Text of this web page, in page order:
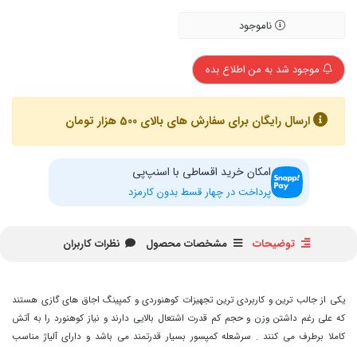
ناموجود
موجود شد به من اطلاع بده
ارسال رایگان برای سفارش های بالای 500 هزار تومان
امکان خرید اقساطی با اسنپ‌پی
پرداخت در چهار قسط بدون کارمزد
توضیحات مشخصات محصول نظرات کاربران
یکی از جالب ترین و کاربردی ترین تجهیزات کوهنوردی و کمپینگ اجاق های گازی هستند
که علی رغم داشتن وزن و حجم کم قدرت اشتعال بالایی دارند و نیاز کوهنورد را به آتش
کاملا برطرف می کنند . سرشعله کمپسور بسیار قدرتمند می باشد و دارای آلیاژ مناسب